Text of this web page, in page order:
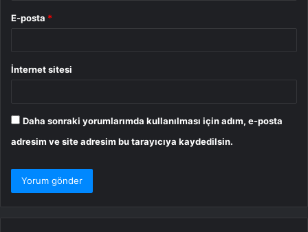
E-posta *
İnternet sitesi
Daha sonraki yorumlarımda kullanılması için adım, e-posta
adresim ve site adresim bu tarayıcıya kaydedilsin.